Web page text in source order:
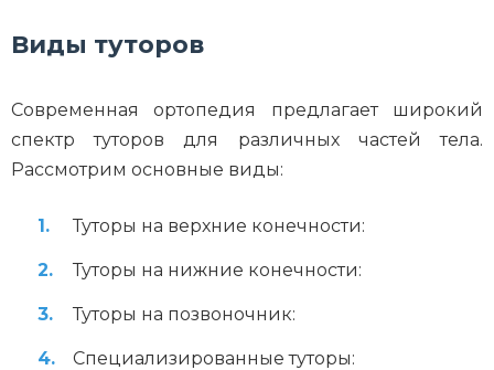
Виды туторов
Современная ортопедия предлагает широкий
спектр туторов для различных частей тела.
Рассмотрим основные виды:
Туторы на верхние конечности:
Туторы на нижние конечности:
Туторы на позвоночник:
Специализированные туторы: